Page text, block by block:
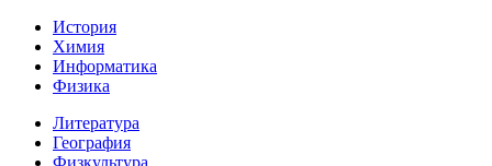
История
Химия
Информатика
Физика
Литература
География
Физкультура